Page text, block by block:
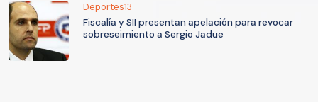
Deportes13
Fiscalía y SII presentan apelación para revocar
sobreseimiento a Sergio Jadue